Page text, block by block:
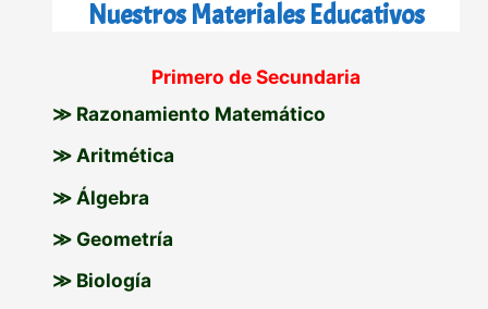
r
p
o
Nuestros Materiales Educativos
Primero de Secundaria
≫ Razonamiento Matemático
≫ Aritmética
≫ Álgebra
≫ Geometría
≫ Biología